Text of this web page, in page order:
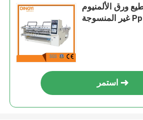
ورق الألمنيوم
غير المنسوجة Pp
استمر